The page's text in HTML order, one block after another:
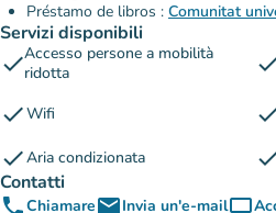
Préstamo de libros : Comunitat
Servizi disponibili
checkAccesso persone a mobilità
ridotta
checkWifi
checkAria condizionata
Contatti
phoneChiamareemailInvia un'e-mailcomputer